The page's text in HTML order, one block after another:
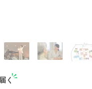
く